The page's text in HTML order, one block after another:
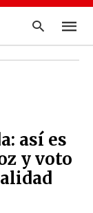
y
pulsa
en
así es
y voto